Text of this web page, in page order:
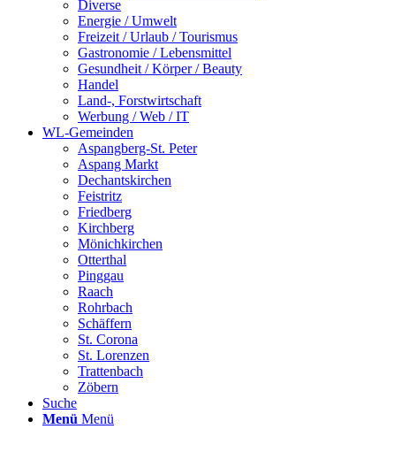
Diverse
Energie / Umwelt
Freizeit / Urlaub / Tourismus
Gastronomie / Lebensmittel
Gesundheit / Körper / Beauty
Handel
Land-, Forstwirtschaft
Werbung / Web / IT
WL-Gemeinden
Aspangberg-St. Peter
Aspang Markt
Dechantskirchen
Feistritz
Friedberg
Kirchberg
Mönichkirchen
Otterthal
Pinggau
Raach
Rohrbach
Schäffern
St. Corona
St. Lorenzen
Trattenbach
Zöbern
Suche
Menü Menü